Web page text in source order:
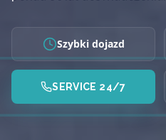
Szybki dojazd
SERVICE 24/7